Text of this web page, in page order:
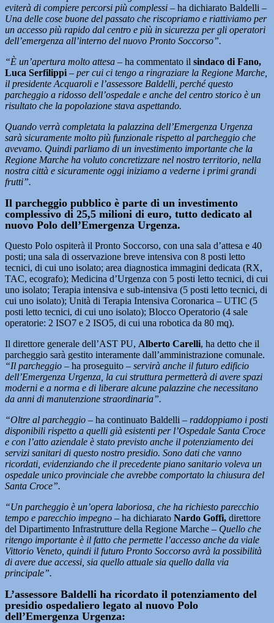
eviterà di compiere percorsi più complessi – ha dichiarato Baldelli –
Una delle cose buone del passato che riscopriamo e riattiviamo per
un accesso più rapido dal centro e più in sicurezza per gli operatori
dell’emergenza all’interno del nuovo Pronto Soccorso”.
“È un’apertura molto attesa – ha commentato il sindaco di Fano,
Luca Serfilippi – per cui ci tengo a ringraziare la Regione Marche,
il presidente Acquaroli e l’assessore Baldelli, perché questo
parcheggio a ridosso dell’ospedale e anche del centro storico è un
risultato che la popolazione stava aspettando.
Quando verrà completata la palazzina dell’Emergenza Urgenza
sarà sicuramente molto più funzionale rispetto al parcheggio che
avevamo. Quindi parliamo di un investimento importante che la
Regione Marche ha voluto concretizzare nel nostro territorio, nella
nostra città e sicuramente oggi iniziamo a vederne i primi grandi
frutti”.
Il parcheggio pubblico è parte di un investimento
complessivo di 25,5 milioni di euro, tutto dedicato al
nuovo Polo dell’Emergenza Urgenza.
Questo Polo ospiterà il Pronto Soccorso, con una sala d’attesa e 40
posti; una sala di osservazione breve intensiva con 8 posti letto
tecnici, di cui uno isolato; area diagnostica immagini dedicata (RX,
TAC, ecografo); Medicina d’Urgenza con 5 posti letto tecnici, di cui
uno isolato; Terapia intensiva e sub-intensiva (5 posti letto tecnici, di
cui uno isolato); Unità di Terapia Intensiva Coronarica – UTIC (5
posti letto tecnici, di cui uno isolato); Blocco Operatorio (4 sale
operatorie: 2 ISO7 e 2 ISO5, di cui una robotica da 80 mq).
Il direttore generale dell’AST PU, Alberto Carelli, ha detto che il
parcheggio sarà gestito interamente dall’amministrazione comunale.
“Il parcheggio – ha proseguito – servirà anche il futuro edificio
dell’Emergenza Urgenza, la cui struttura permetterà di avere spazi
moderni e a norma e di liberare alcune palazzine che necessitano
da anni di manutenzione straordinaria”.
“Oltre al parcheggio – ha continuato Baldelli – raddoppiamo i posti
disponibili rispetto a quelli già esistenti per l’Ospedale Santa Croce
e con l’atto aziendale è stato previsto anche il potenziamento dei
servizi sanitari di questo nostro presidio. Sono dati che vanno
ricordati, evidenziando che il precedente piano sanitario voleva un
ospedale unico provinciale che avrebbe comportato la chiusura del
Santa Croce”.
“Un parcheggio è un’opera laboriosa, che ha richiesto parecchio
tempo e parecchio impegno – ha dichiarato Nardo Goffi, direttore
del Dipartimento Infrastrutture della Regione Marche – Quello che
ritengo importante è il fatto che permette l’accesso anche da viale
Vittorio Veneto, quindi il futuro Pronto Soccorso avrà la possibilità
di avere due accessi, sia quello attuale sia quello dalla via
principale”.
L’assessore Baldelli ha ricordato il potenziamento del
presidio ospedaliero legato al nuovo Polo
dell’Emergenza Urgenza: